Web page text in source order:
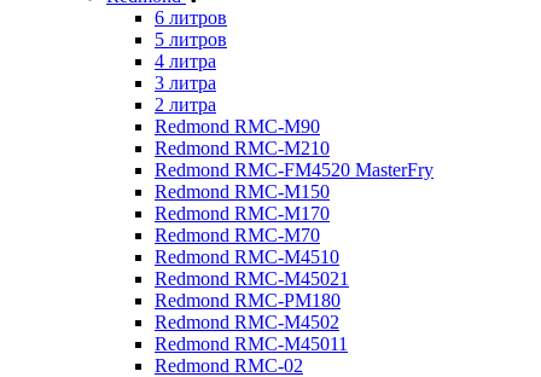
6 литров
5 литров
4 литра
3 литра
2 литра
Redmond RMC-M90
Redmond RMC-M210
Redmond RMC-FM4520 MasterFry
Redmond RMC-M150
Redmond RMC-M170
Redmond RMC-M70
Redmond RMC-M4510
Redmond RMC-M45021
Redmond RMC-PM180
Redmond RMC-M4502
Redmond RMC-M45011
Redmond RMC-02